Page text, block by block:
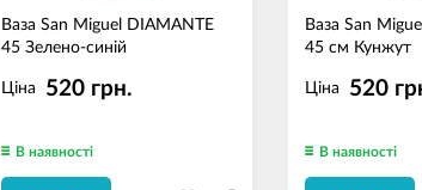
Ваза San Miguel DIAMANTE
45 Зелено-синій
Ціна 520 грн.
В наявності
Ваза San
45 см Кунжут
Ціна 520
В наявності